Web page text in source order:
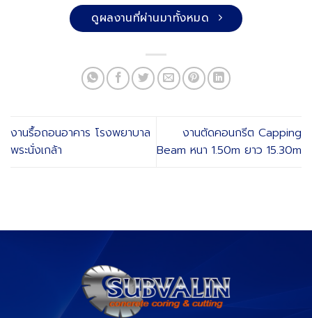
ดูผลงานที่ผ่านมาทั้งหมด
งานรื้อถอนอาคาร โรงพยาบาล
พระนั่งเกล้า
งานตัดคอนกรีต Capping
Beam หนา 1.50m ยาว 15.30m